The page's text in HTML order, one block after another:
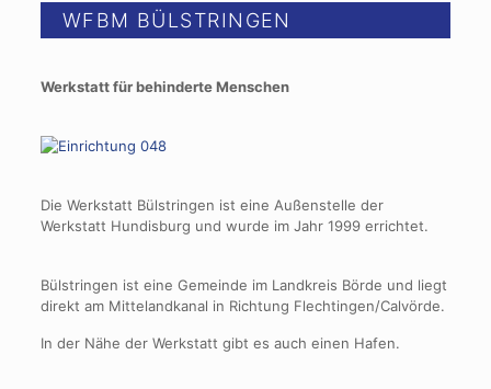
WFBM BÜLSTRINGEN
Werkstatt für behinderte Menschen
Die Werkstatt Bülstringen ist eine Außenstelle der
Werkstatt Hundisburg und wurde im Jahr 1999 errichtet.
Bülstringen ist eine Gemeinde im Landkreis Börde und liegt
direkt am Mittelandkanal in Richtung Flechtingen/Calvörde.
In der Nähe der Werkstatt gibt es auch einen Hafen.